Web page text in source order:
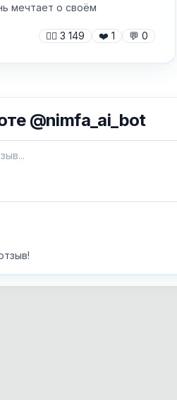
мечтает о своём
🙍‍♂️ 3 149 ❤️ 1 💬 0
@nimfa_ai_bot